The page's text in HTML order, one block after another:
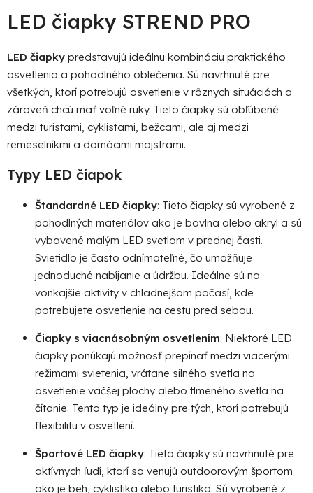
l
á
a
c
i
e
p
r
v
ý
p
i
s
u
LED čiapky STREND PRO
LED čiapky predstavujú ideálnu kombináciu praktického
osvetlenia a pohodlného oblečenia. Sú navrhnuté pre
všetkých, ktorí potrebujú osvetlenie v rôznych situáciách a
zároveň chcú mať voľné ruky. Tieto čiapky sú obľúbené
medzi turistami, cyklistami, bežcami, ale aj medzi
remeselníkmi a domácimi majstrami.
Typy LED čiapok
Štandardné LED čiapky: Tieto čiapky sú vyrobené z
pohodlných materiálov ako je bavlna alebo akryl a sú
vybavené malým LED svetlom v prednej časti.
Svietidlo je často odnímateľné, čo umožňuje
jednoduché nabíjanie a údržbu. Ideálne sú na
vonkajšie aktivity v chladnejšom počasí, kde
potrebujete osvetlenie na cestu pred sebou.
Čiapky s viacnásobným osvetlením: Niektoré LED
čiapky ponúkajú možnosť prepínať medzi viacerými
režimami svietenia, vrátane silného svetla na
osvetlenie väčšej plochy alebo tlmeného svetla na
čítanie. Tento typ je ideálny pre tých, ktorí potrebujú
flexibilitu v osvetlení.
Športové LED čiapky: Tieto čiapky sú navrhnuté pre
aktívnych ľudí, ktorí sa venujú outdoorovým športom
ako je beh, cyklistika alebo turistika. Sú vyrobené z